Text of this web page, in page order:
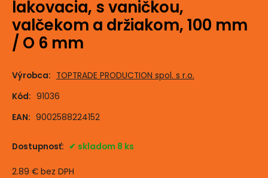
lakovacia, s vaničkou,
valčekom a držiakom, 100 mm
/ O 6 mm
Výrobca: TOPTRADE PRODUCTION spol. s r.o.
Kód: 91036
EAN: 9002588224152
Dostupnosť: skladom 8 ks
2.89 € bez DPH